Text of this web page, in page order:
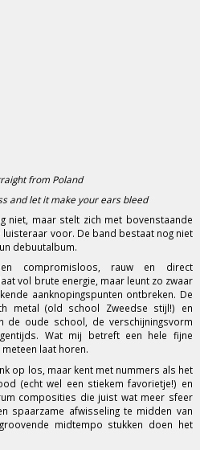
from Poland
and let it make your ears bleed
niet, maar stelt zich met bovenstaande
voor. De band bestaat nog niet
debuutalbum.
compromisloos, rauw en direct
vol brute energie, maar leunt zo zwaar
aanknopingspunten ontbreken. De
metal (old school Zweedse stijl!) en
de oude school, de verschijningsvorm
Wat mij betreft een hele fijne
laat horen.
op los, maar kent met nummers als het
(echt wel een stiekem favorietje!) en
composities die juist wat meer sfeer
spaarzame afwisseling te midden van
midtempo stukken doen het